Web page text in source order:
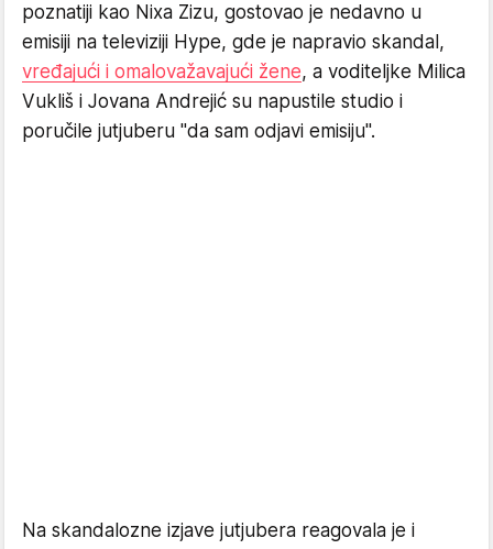
poznatiji kao Nixa Zizu, gostovao je nedavno u
emisiji na televiziji Hype, gde je napravio skandal,
vređajući i omalovažavajući žene, a voditeljke Milica
Vukliš i Jovana Andrejić su napustile studio i
poručile jutjuberu "da sam odjavi emisiju".
Na skandalozne izjave jutjubera reagovala je i